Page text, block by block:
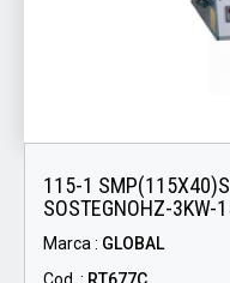
115-1
SOSTEGNOHZ-3KW-
Marca : GLOBAL